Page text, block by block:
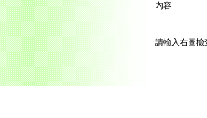
內容
請輸入右圖檢